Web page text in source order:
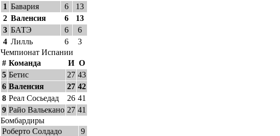
1 Бавария 6
13
2 Валенсия 6
13
3 БАТЭ 6
6
4 Лилль 6
3
Чемпионат Испании
# Команда И О
5 Бетис 27 43
6 Валенсия 27 42
8 Реал Сосьедад 26 41
9 Райо Вальекано 27 41
Бомбардиры
Роберто Солдадо
9